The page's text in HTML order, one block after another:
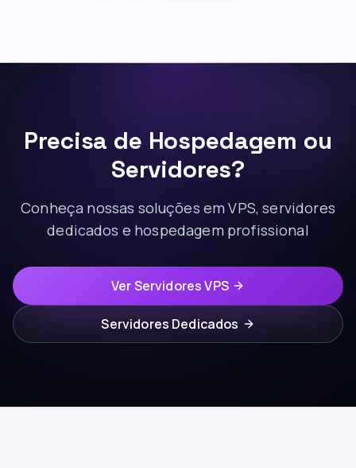
Precisa de Hospedagem ou
Servidores?
Conheça nossas soluções em VPS, servidores
dedicados e hospedagem profissional
Ver Servidores VPS
Servidores Dedicados